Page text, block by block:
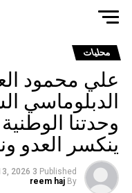
محليات
علي محمود
الدبلوماسي
وحدتنا
ينكسر العدو
Published
3 months ago
2026
By
reem haj